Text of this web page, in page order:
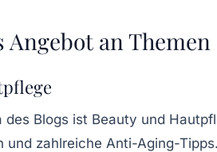
Angebot an Themen
des Blogs ist Beauty und
und zahlreiche Anti-Aging-Tipps